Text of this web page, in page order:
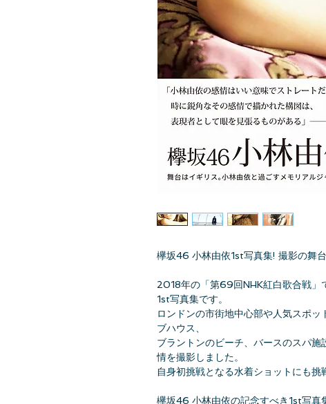
欅坂46 小林由依1st写真集! 撮影の舞
2018年の「第69回NHK紅白歌合戦」
1st写真集です。
ロンドンの市街地中心部や人気スポ
ブハウス、
ブラントンのビーチ、バースのスパ
情を撮影しました。
自身初挑戦となる水着ショットにも挑
欅坂46 小林由依の記念すべき1st写